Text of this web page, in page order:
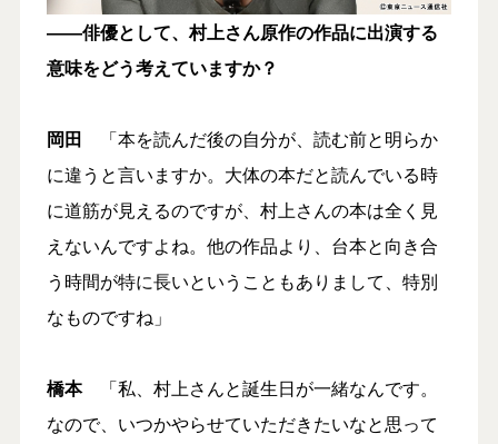
――俳優として、村上さん原作の作品に出演する
意味をどう考えていますか？
岡田 「本を読んだ後の自分が、読む前と明らか
に違うと言いますか。大体の本だと読んでいる時
に道筋が見えるのですが、村上さんの本は全く見
えないんですよね。他の作品より、台本と向き合
う時間が特に長いということもありまして、特別
なものですね」
橋本「私、村上さんと誕生日が一緒なんです。
なので、いつかやらせていただきたいなと思って